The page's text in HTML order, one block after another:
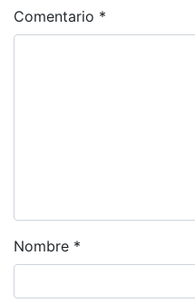
Comentario *
Nombre *